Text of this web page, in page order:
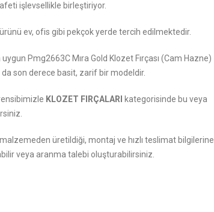
işlevsellikle birleştiriyor.
ürünü ev, ofis gibi pekçok yerde tercih edilmektedir.
Pmg2663C Mıra Gold Klozet Fırçası (Cam Hazne)
da son derece basit, zarif bir modeldir.
KLOZET FIRÇALARI
kategorisinde bu veya
üretildiği, montaj ve hızlı teslimat bilgilerine
veya aranma talebi oluşturabilirsiniz.